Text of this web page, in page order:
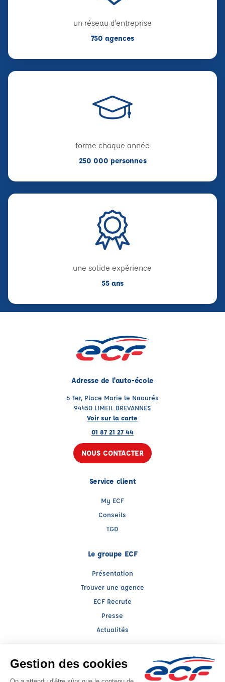
un réseau d'entreprise
750 agences
forme chaque année
250 000 personnes
une solide expérience
55 ans
Adresse de l'auto-école
6 Ter, Place Marie le Naourés
94450 LIMEIL BREVANNES
Voir sur la carte
01 87 21 27 44
NOUS CONTACTER
Service client
My ECF
Conseils
TGD
Le groupe ECF
Présentation
Trouver une agence
ECF Recrute
Presse
Actualités
Facebook (nouvelle fenêtre)
Instagram (nouvelle fenêtre)
LinkedIn (nouvelle fenêtre)
YouTube (nouvelle fenêtre)
TikTok (nouvelle